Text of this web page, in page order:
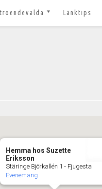
möten
Länktips
Hemma hos Suzette
Eriksson
Stäringe Björkallén 1 - Fjugesta
Evenemang